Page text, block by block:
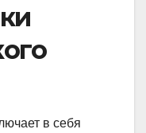
в себя